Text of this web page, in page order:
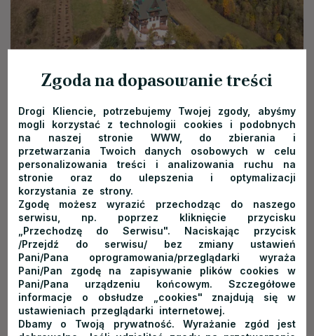
Historia schroniska
Schronisko Trzy Korony zostało wybudowane na przełomie lat
1929 i 1930 przez Komisję Turystyczną Województwa
Śląskiego, według projektu dyrektora szkoły budowlanej
w Katowicach. Do roku 1939 ośrodek stanowił kolonię
wycieczkową dzieci szkolnych ze Śląska, mieścił także stację
noclegową Polskiego Towarzystwa Tatrzańskiego.
W czasie II wojny światowej Niemcy wykorzystywali je jako
strażnicę graniczną, taką też funkcję pełniło bezpośrednio po
wojnie. Potem, do 1962 r. służyło jako dom wypoczynkowy dla
żołnierzy WOP.
Od roku 1965 był to dom wczasowy oddziału PTTK przy
Zgoda na dopasowanie treści
Drogi Kliencie, potrzebujemy Twojej zgody, abyśmy
mogli korzystać z technologii cookies i podobnych
na naszej stronie WWW, do zbierania i
przetwarzania Twoich danych osobowych w celu
personalizowania treści i analizowania ruchu na
stronie oraz do ulepszenia i optymalizacji
korzystania ze strony.
Zgodę możesz wyrazić przechodząc do naszego
serwisu, np. poprzez kliknięcie przycisku
„Przechodzę do Serwisu". Naciskając przycisk
/Przejdź do serwisu/ bez zmiany ustawień
Pani/Pana oprogramowania/przeglądarki wyraża
Pani/Pan zgodę na zapisywanie plików cookies w
Pani/Pana urządzeniu końcowym. Szczegółowe
informacje o obsłudze „cookies" znajdują się w
ustawieniach przeglądarki internetowej.
Dbamy o Twoją prywatność. Wyrażanie zgód jest